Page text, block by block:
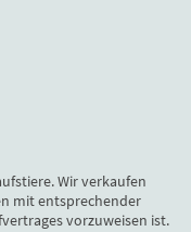
Wir verkaufen
mit entsprechender
vorzuweisen ist.